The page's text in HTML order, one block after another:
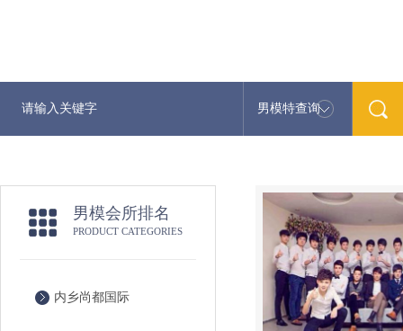
男模特查询
男模会所排名
PRODUCT CATEGORIES
内乡尚都国际